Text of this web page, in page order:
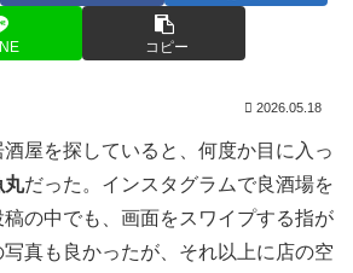
コピー
2026.05.18
屋を探していると、何度か目に入っ
丸だった。インスタグラムで良酒場を
の中でも、画面をスワイプする指が
真も良かったが、それ以上に店の空